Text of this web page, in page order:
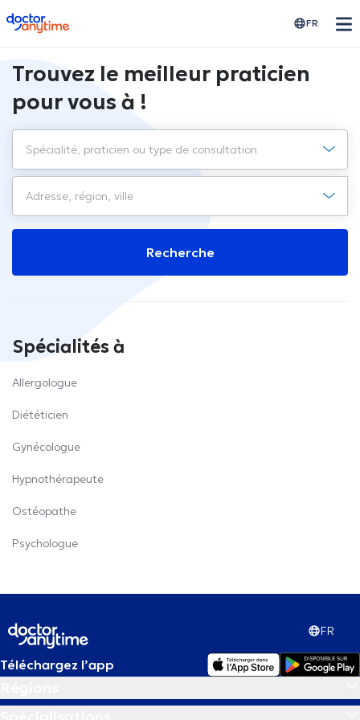
doctoranytime FR
Trouvez le meilleur praticien
pour vous à !
Recherche
Spécialités à
Allergologue
Diététicien
Gynécologue
Hypnothérapeute
Ostéopathe
Psychologue
FR
Téléchargez l’app